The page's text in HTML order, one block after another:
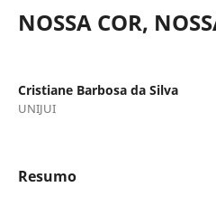
NOSSA COR,
Cristiane Barbosa da Silva
UNIJUI
Resumo